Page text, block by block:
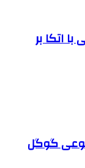
اتکا بر
گوگل